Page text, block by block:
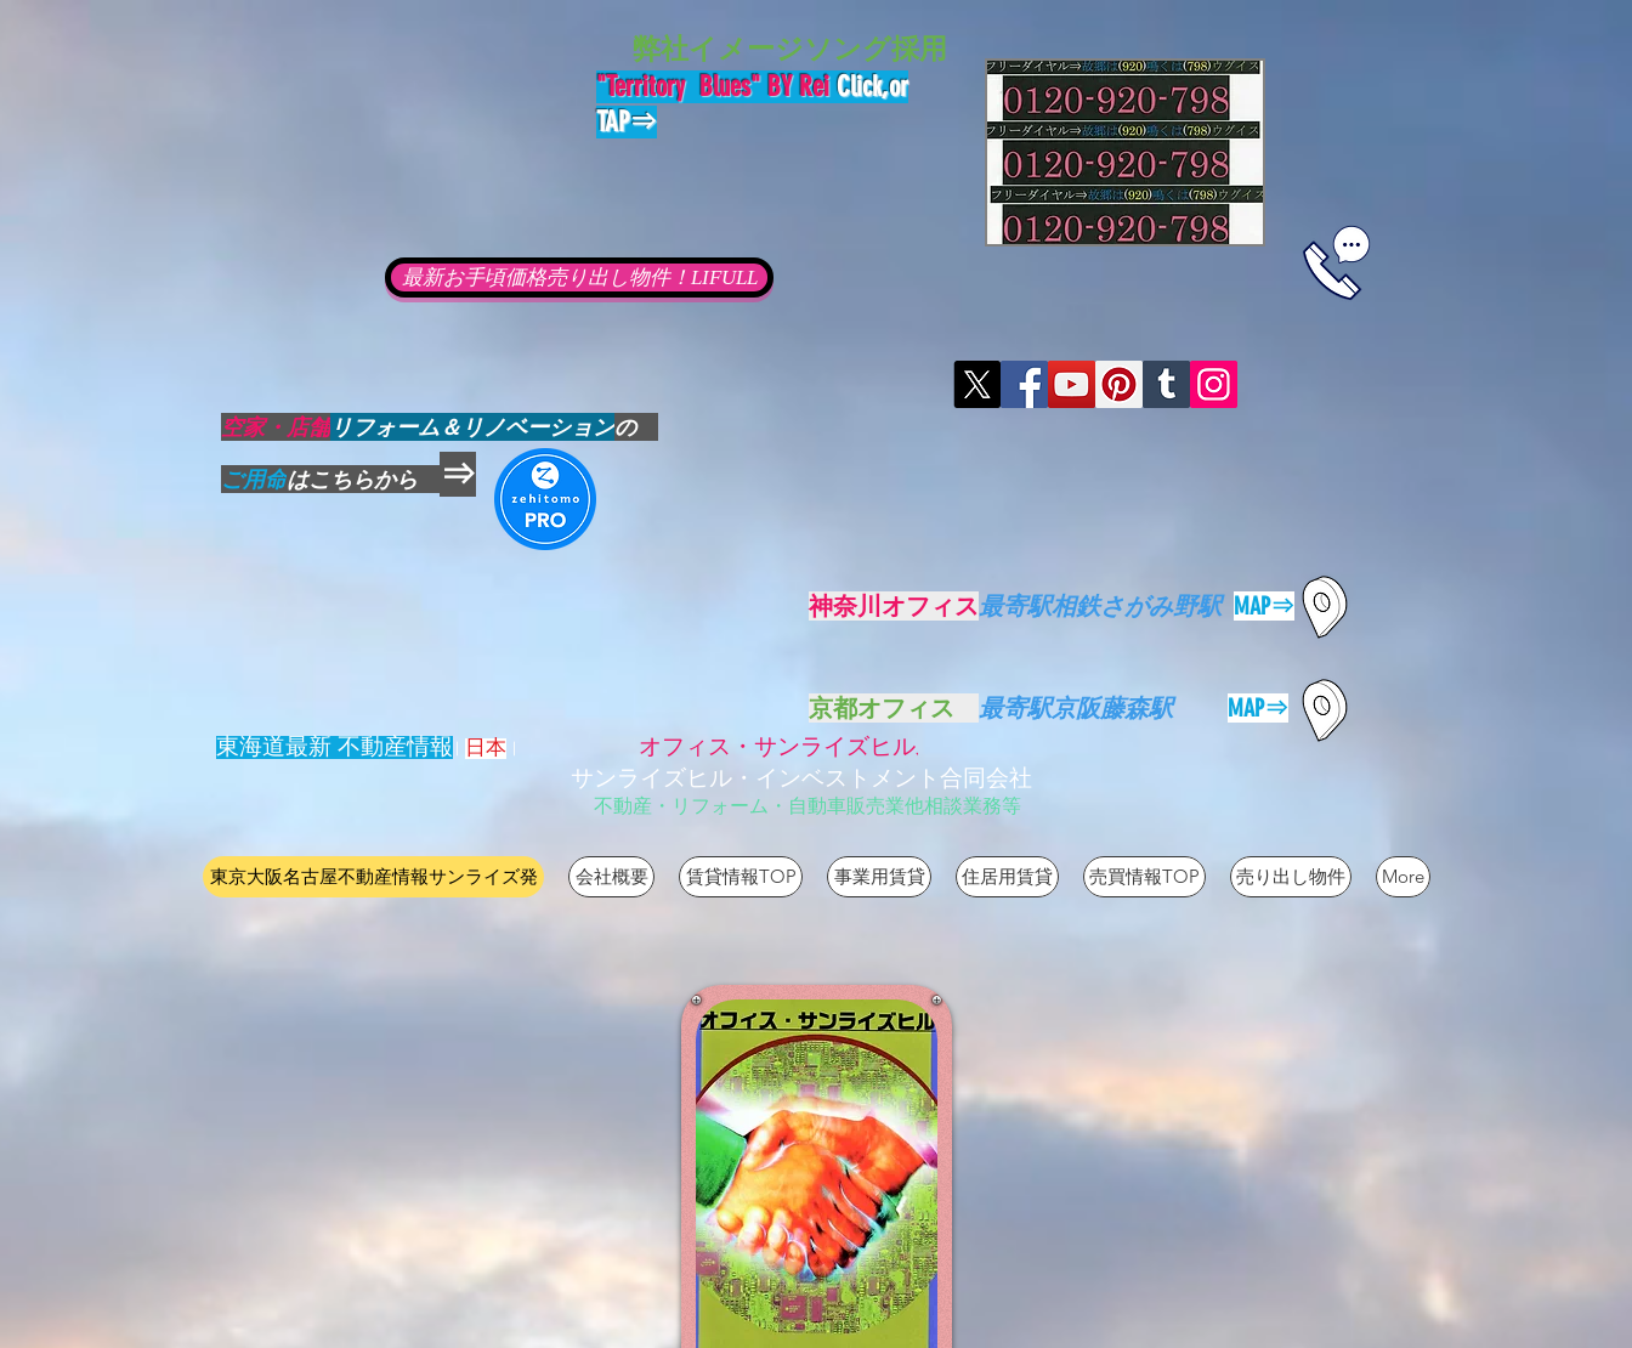
弊社イメージソング採用
"Territory Blues" BY ReiClick,or
TAP⇒
最新お手頃価格売り出し物件！LIFULL
空家・店舗 リフォーム＆リノベーションの
ご用命はこちらから ⇒
神奈川オフィス最寄駅相鉄さがみ野駅 MAP⇒
京都オフィス 最寄駅京阪藤森駅 MAP⇒
東海道最新 不動産情報 日本 オフィス・サンライズヒル,
サンライズヒル・インベストメント合同会社
不動産・リフォーム・自動車販売業他相談業務等
東京大阪名古屋不動産情報サンライズ発 会社概要 賃貸情報TOP 事業用賃貸 住居用賃貸 売買情報TOP 売り出し物件 More